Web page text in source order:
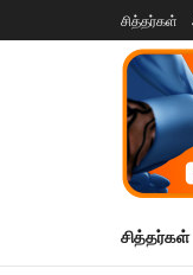
சித்தர்கள்
சித்தர்கள்